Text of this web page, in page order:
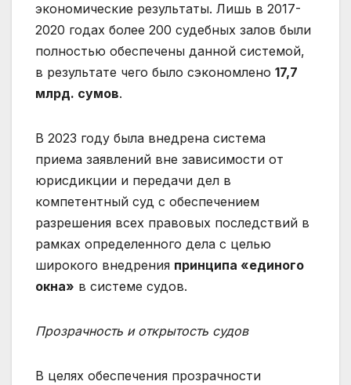
экономические результаты. Лишь в 2017-
2020 годах более 200 судебных залов были
полностью обеспечены данной системой,
в результате чего было сэкономлено 17,7
млрд. сумов.
В 2023 году была внедрена система
приема заявлений вне зависимости от
юрисдикции и передачи дел в
компетентный суд с обеспечением
разрешения всех правовых последствий в
рамках определенного дела с целью
широкого внедрения принципа «единого
окна» в системе судов.
Прозрачность и открытость судов
В целях обеспечения прозрачности